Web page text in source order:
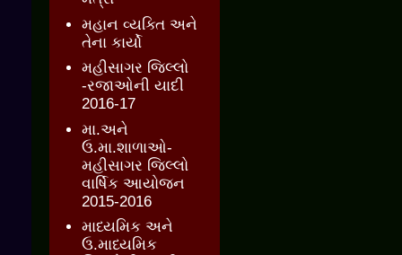
મહાન વ્યક્તિ અને
તેના કાર્યો
મહીસાગર જિલ્લો
-રજાઓની યાદી
2016-17
મા.અને
ઉ.મા.શાળાઓ-
મહીસાગર જિલ્લો
વાર્ષિક આયોજન
2015-2016
માધ્યમિક અને
ઉ.માધ્યમિક